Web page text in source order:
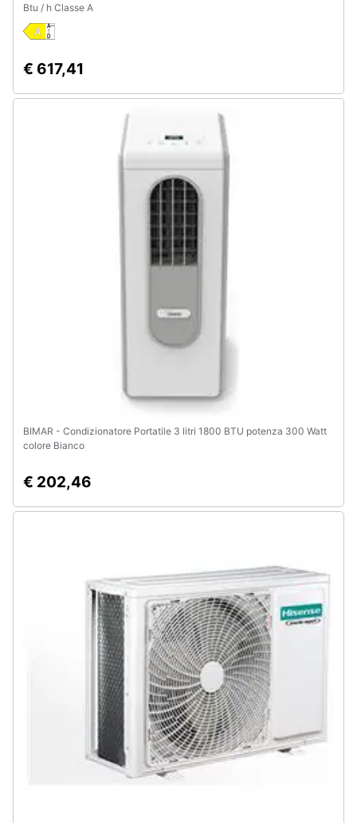
Btu / h Classe A
€ 617,41
BIMAR - Condizionatore Portatile 3 litri 1800 BTU potenza 300 Watt
colore Bianco
€ 202,46